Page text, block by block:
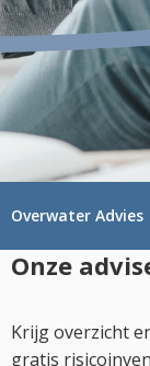
Overwater Advies
Onze
Krijg overzicht
gratis